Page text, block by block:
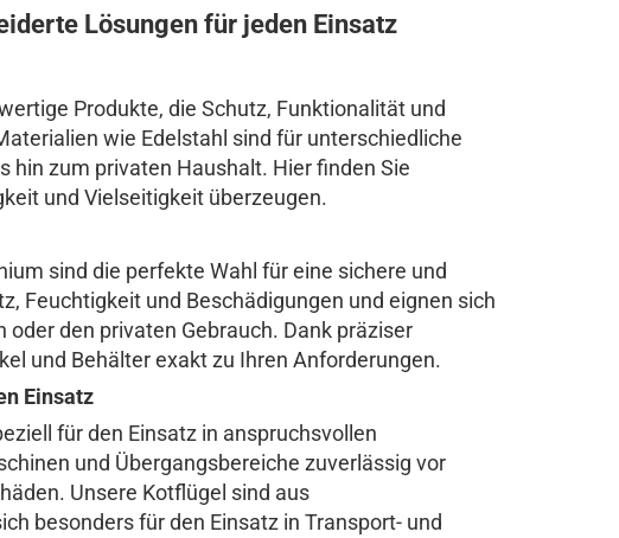
Lösungen für jeden Einsatz
Produkte, die Schutz, Funktionalität und
wie Edelstahl sind für unterschiedliche
hin zum privaten Haushalt. Hier finden Sie
und Vielseitigkeit überzeugen.
sind die perfekte Wahl für eine sichere und
Feuchtigkeit und Beschädigungen und eignen sich
den privaten Gebrauch. Dank präziser
und Behälter exakt zu Ihren Anforderungen.
Einsatz
für den Einsatz in anspruchsvollen
und Übergangsbereiche zuverlässig vor
Unsere Kotflügel sind aus
besonders für den Einsatz in Transport- und